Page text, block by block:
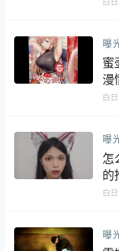
白
曝
蜜
漫
白
曝
怎
的
白
曝